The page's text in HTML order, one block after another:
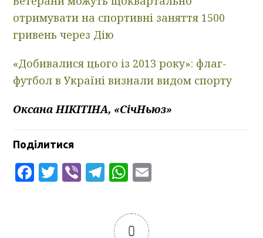
отримувати на спортивні заняття 1500
гривень через Дію
«Добивалися цього із 2013 року»: флаг-
футбол в Україні визнали видом спорту
Оксана НІКІТІНА, «СічНьюз»
Поділитися
Facebook
Twitter
ViberTelegram
WhatsApp
0